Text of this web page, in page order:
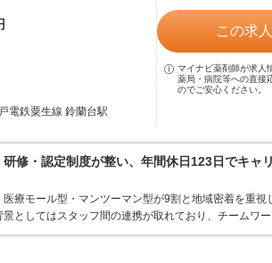
電鉄粟生線 鈴蘭台駅
この求
マイナビ薬剤師が求人
薬局・病院等への直接
のでご安心ください。
修・認定制度が整い、年間休日123日でキャ
療モール型・マンツーマン型が9割と地域密着を重視
景としてはスタッフ間の連携が取れており、チームワ